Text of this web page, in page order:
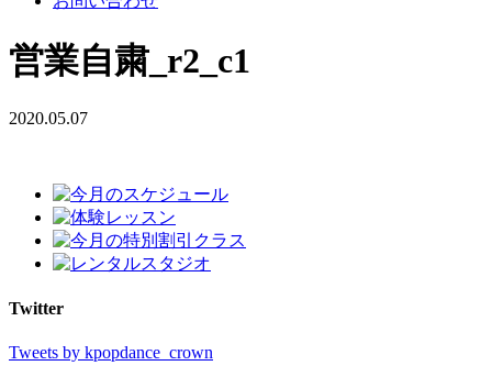
営業自粛_r2_c1
2020.05.07
Twitter
Tweets by kpopdance_crown